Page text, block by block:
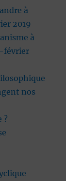
à
2019
à
-février
nos
?